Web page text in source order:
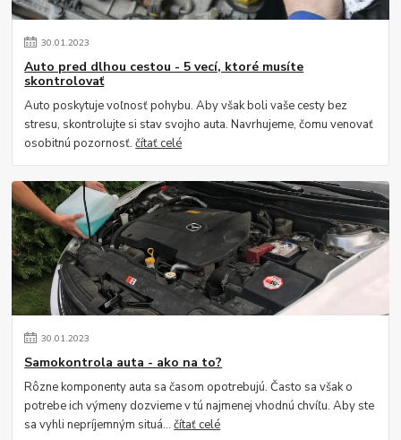
30.01.2023
Auto pred dlhou cestou - 5 vecí, ktoré musíte
skontrolovať
Auto poskytuje voľnosť pohybu. Aby však boli vaše cesty bez
stresu, skontrolujte si stav svojho auta. Navrhujeme, čomu venovať
osobitnú pozornosť.čítať celé
30.01.2023
Samokontrola auta - ako na to?
Rôzne komponenty auta sa časom opotrebujú. Často sa však o
potrebe ich výmeny dozvieme v tú najmenej vhodnú chvíľu. Aby ste
sa vyhli nepríjemným situá...čítať celé